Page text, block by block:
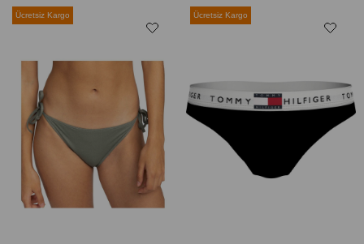
Ücretsiz Kargo Ücretsiz Kargo